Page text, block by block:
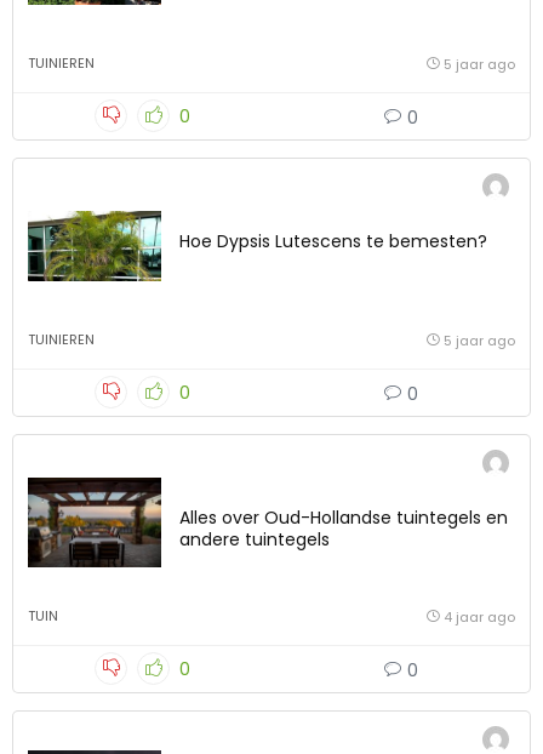
TUINIEREN 5 jaar ago
0 0
Hoe Dypsis Lutescens te bemesten?
TUINIEREN 5 jaar ago
0 0
Alles over Oud-Hollandse tuintegels en
andere tuintegels
TUIN 4 jaar ago
0 0